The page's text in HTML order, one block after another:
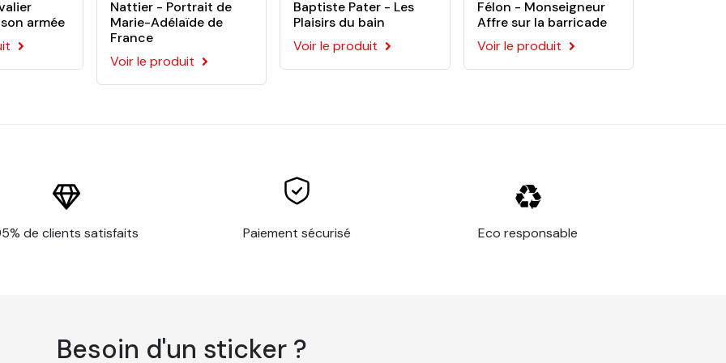
du papier peint sur votre mur. Ce kit comporte :
armée
Nattier - Portrait de
Marie-Adélaïde de
France
Voir le produit
Baptiste Pater - Les
Plaisirs du bain
Voir le produit
Félon - Monseigneur
Affre sur la barricade
Voir le produit
de clients satisfaits Paiement sécurisé Eco responsable
Besoin d'un sticker ?